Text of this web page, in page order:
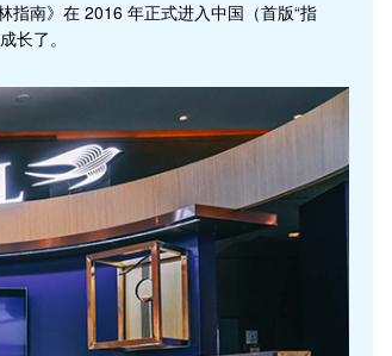
指南》在 2016 年正式进入中国（首版“指
长了。